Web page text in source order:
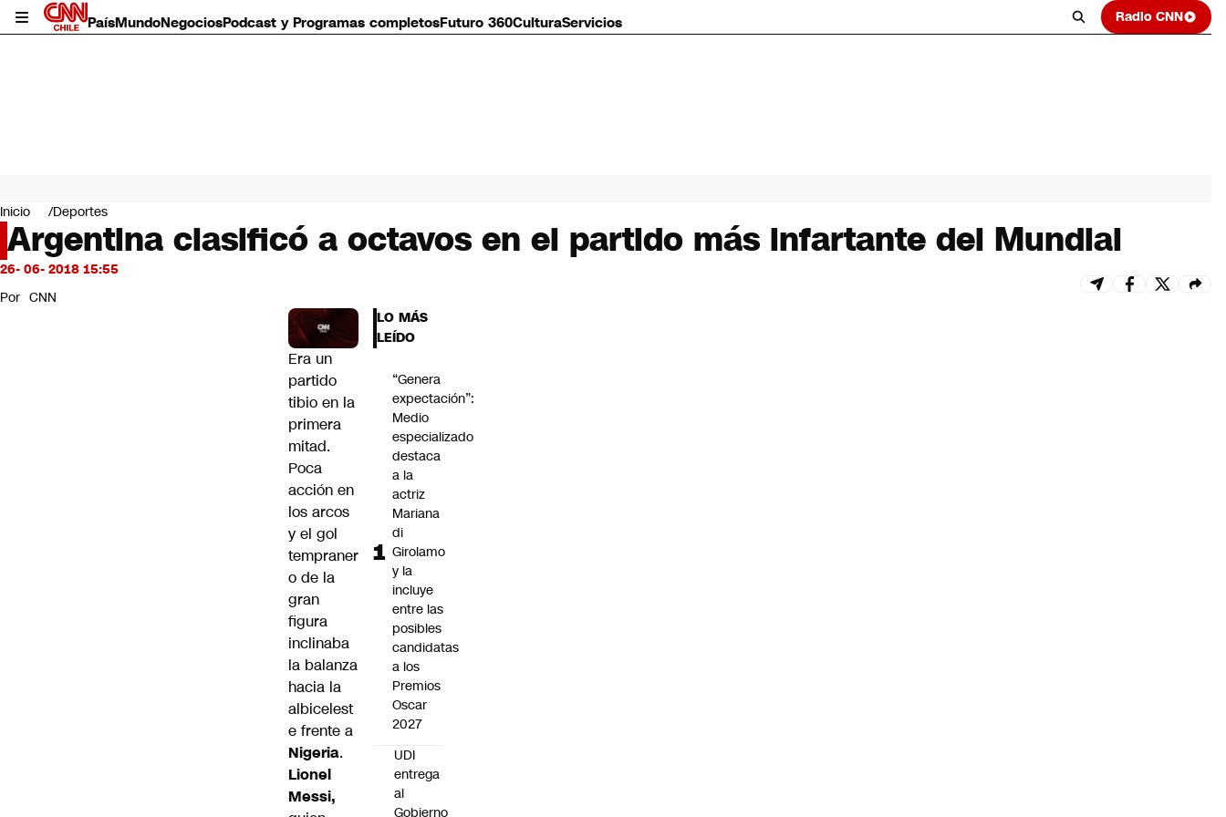
PaísMundoNegociosPodcast y Programas completosFuturo 360CulturaServicios Radio CNN
Mundo
Negocios
Deportes
Programas completos
Servicios
Inicio Deportes
Argentina clasificó a octavos en el partido más infartante del Mundial
26- 06- 2018 15:55
Por CNN
Era un
partido
tibio en la
primera
mitad.
Poca
acción en
los arcos
y el gol
tempraner
o de la
gran
figura
inclinaba
la balanza
hacia la
albicelest
e frente a
Nigeria.
Lionel
Messi,
LO MÁS
LEÍDO
“Genera
expectación”:
Medio
especializado
destaca
a la
actriz
Mariana
di
Girolamo
y la
incluye
entre las
posibles
candidatas
a los
Premios
Oscar
2027
UDI
entrega
al
Gobierno